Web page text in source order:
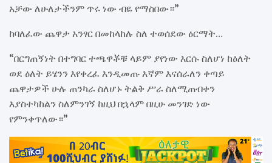
አቻው ለሁለታችንም ጥሩ ነው ብዬ የማስበው።”
ከባለፈው ጨዋታ አንፃር በመከላከሉ ስለ ተወሰደው ዕርማት…
“በርግጠኝነት በተግባር ተጫዋቾቹ ላይም ያየነው እርሱ ስለሆነ ከዕለት
ወደ ዕለት ይሄንን እየቀረፈ እንዲመጡ እኛም እናሰራለን ቀጣይ
ጨዋታዎች ሁሉ ጠንካራ ስለሆኑ ትልቅ ሥራ ስለሚጠብቀን
እያስተካከልን ስለምንገኝ ከዚህ በኋላም በዚሁ መንገድ ነው
የምንቀጥለው።”